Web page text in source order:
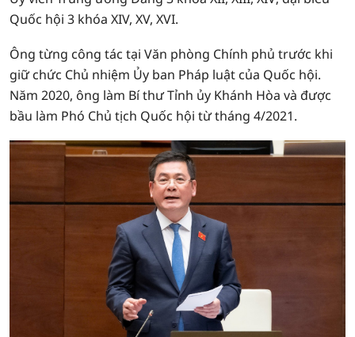
Quốc hội 3 khóa XIV, XV, XVI.
Ông từng công tác tại Văn phòng Chính phủ trước khi
giữ chức Chủ nhiệm Ủy ban Pháp luật của Quốc hội.
Năm 2020, ông làm Bí thư Tỉnh ủy Khánh Hòa và được
bầu làm Phó Chủ tịch Quốc hội từ tháng 4/2021.